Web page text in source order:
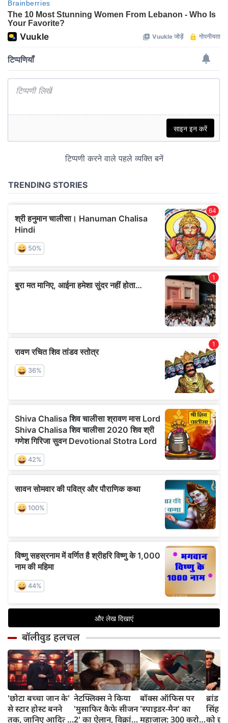
बॉलीवुड हलचल
'छोटा बच्चा जान के'
से स्टार होस्ट बनने
तक, जानिए आदित्य
नेटफ्लिक्स ने किया
'मुसाफिर कैफे सीजन
2' का ऐलान, विक्रांत
बॉक्स ऑफिस पर
'स्पाइडर-मैन' का
महाजाल: 300 करोड़
ब्रांड
सिंह ने
को